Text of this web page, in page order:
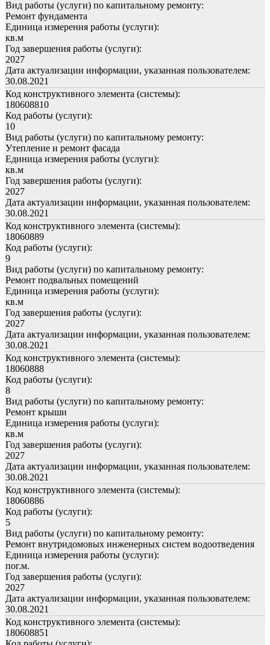
Вид работы (услуги) по капитальному ремонту:
Ремонт фундамента
Единица измерения работы (услуги):
кв.м
Год завершения работы (услуги):
2027
Дата актуализации информации, указанная пользователем:
30.08.2021
Код конструктивного элемента (системы):
180608810
Код работы (услуги):
10
Вид работы (услуги) по капитальному ремонту:
Утепление и ремонт фасада
Единица измерения работы (услуги):
кв.м
Год завершения работы (услуги):
2027
Дата актуализации информации, указанная пользователем:
30.08.2021
Код конструктивного элемента (системы):
18060889
Код работы (услуги):
9
Вид работы (услуги) по капитальному ремонту:
Ремонт подвальных помещений
Единица измерения работы (услуги):
кв.м
Год завершения работы (услуги):
2027
Дата актуализации информации, указанная пользователем:
30.08.2021
Код конструктивного элемента (системы):
18060888
Код работы (услуги):
8
Вид работы (услуги) по капитальному ремонту:
Ремонт крыши
Единица измерения работы (услуги):
кв.м
Год завершения работы (услуги):
2027
Дата актуализации информации, указанная пользователем:
30.08.2021
Код конструктивного элемента (системы):
18060886
Код работы (услуги):
5
Вид работы (услуги) по капитальному ремонту:
Ремонт внутридомовых инженерных систем водоотведения
Единица измерения работы (услуги):
пог.м.
Год завершения работы (услуги):
2027
Дата актуализации информации, указанная пользователем:
30.08.2021
Код конструктивного элемента (системы):
180608851